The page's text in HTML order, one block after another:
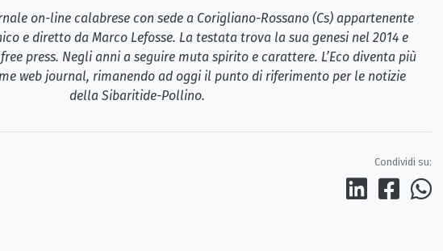
on-line calabrese con sede a Corigliano-Rossano (Cs) appartenente
e diretto da Marco Lefosse. La testata trova la sua genesi nel 2014 e
press. Negli anni a seguire muta spirito e carattere. L’Eco diventa più
web journal, rimanendo ad oggi il punto di riferimento per le notizie
della Sibaritide-Pollino.
Condividi su: